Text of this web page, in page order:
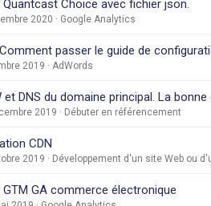
Choice avec fichier json.
2020 Google Analytics
passer le guide de
2019 AdWords
et DNS du domaine principal. La
2019 Débuter en référencement
CDN
2019 Développement d'un site Web ou
GA commerce électronique